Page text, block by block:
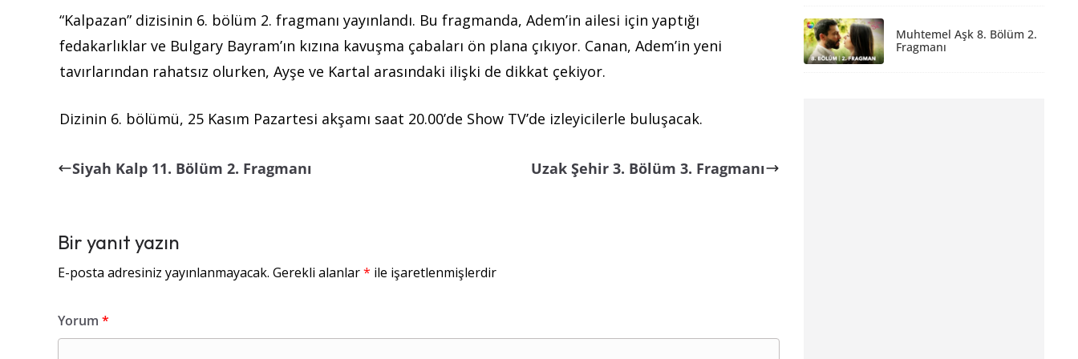
“Kalpazan” dizisinin 6. bölüm 2. fragmanı yayınlandı. Bu fragmanda, Adem’in ailesi için yaptığı
fedakarlıklar ve Bulgary Bayram’ın kızına kavuşma çabaları ön plana çıkıyor. Canan, Adem’in yeni
tavırlarından rahatsız olurken, Ayşe ve Kartal arasındaki ilişki de dikkat çekiyor.
Dizinin 6. bölümü, 25 Kasım Pazartesi akşamı saat 20.00’de Show TV’de izleyicilerle buluşacak.
Siyah Kalp 11. Bölüm 2. Fragmanı Uzak Şehir 3. Bölüm 3. Fragmanı
Bir yanıt yazın
E-posta adresiniz yayınlanmayacak. Gerekli alanlar* ile işaretlenmişlerdir
Yorum *
Muhtemel Aşk 8. Bölüm 2.
Fragmanı